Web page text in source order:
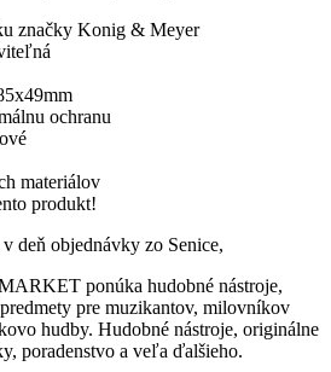
značky Konig & Meyer
ochranu
materiálov
produkt!
deň objednávky zo Senice,
ponúka hudobné nástroje,
pre muzikantov, milovníkov
hudby. Hudobné nástroje, originálne
poradenstvo a veľa ďalšieho.